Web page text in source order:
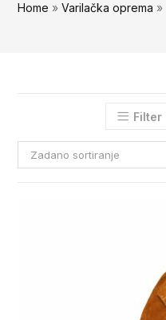
Home »Varilačka oprema »
Filter
Zadano sortiranje